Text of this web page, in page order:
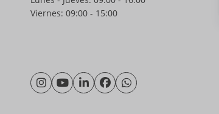
Viernes: 09:00 - 15:00